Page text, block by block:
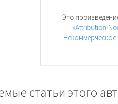
Это
«Attribution-
Некоммерческое
статьи этого